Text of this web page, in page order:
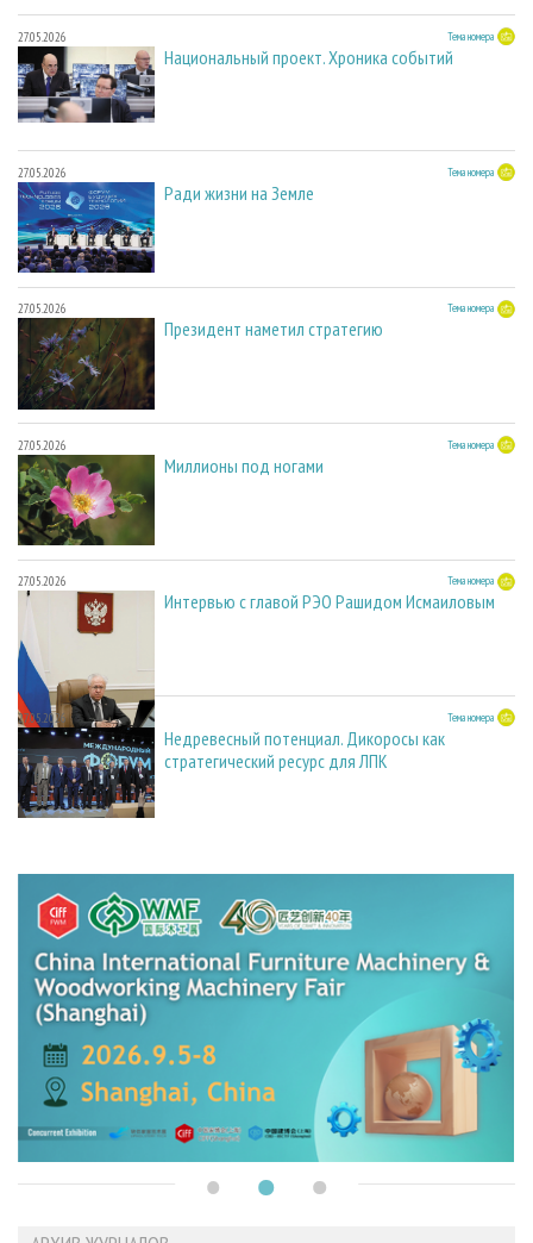
27.05.2026 Тема номера
Национальный проект. Хроника событий
27.05.2026 Тема номера
Ради жизни на Земле
27.05.2026 Тема номера
Президент наметил стратегию
27.05.2026 Тема номера
Миллионы под ногами
27.05.2026 Тема номера
Интервью с главой РЭО Рашидом Исмаиловым
27.05.2026 Тема номера
Недревесный потенциал. Дикоросы как
стратегический ресурс для ЛПК